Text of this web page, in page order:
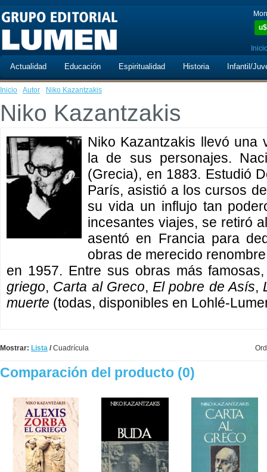
u$
Actualidad Educación Espiritualidad Historia Infantil/
Inicio · Autor · Niko Kazantzakis
Niko Kazantzakis
Niko Kazantzakis llevó una
la de sus personajes.
(Grecia), en 1883. Estudió
París, asistió a los cursos
su vida un influjo tan
incesantes viajes, se retiró
asentó en Francia para
obras de merecido
en 1957. Entre sus obras más
griego, Carta al Greco, El pobre de Asís,
muerte (todas, disponibles en Lohlé-
Mostrar: Lista /Cuadrícula
Comparación del producto (0)